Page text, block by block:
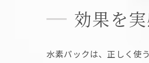
効果を
水素パックは、正しく使